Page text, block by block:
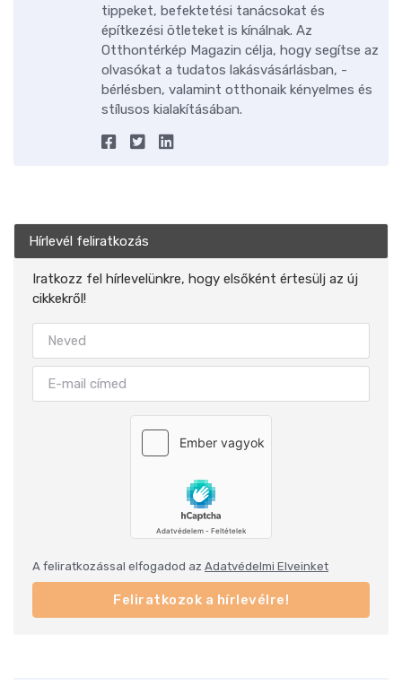
tippeket, befektetési tanácsokat és
építkezési ötleteket is kínálnak. Az
Otthontérkép Magazin célja, hogy segítse az
olvasókat a tudatos lakásvásárlásban, -
bérlésben, valamint otthonaik kényelmes és
stílusos kialakításában.
Hírlevél feliratkozás
Iratkozz fel hírlevelünkre, hogy elsőként értesülj az új
cikkekről!
A feliratkozással elfogadod az Adatvédelmi Elveinket
Feliratkozok a hírlevélre!